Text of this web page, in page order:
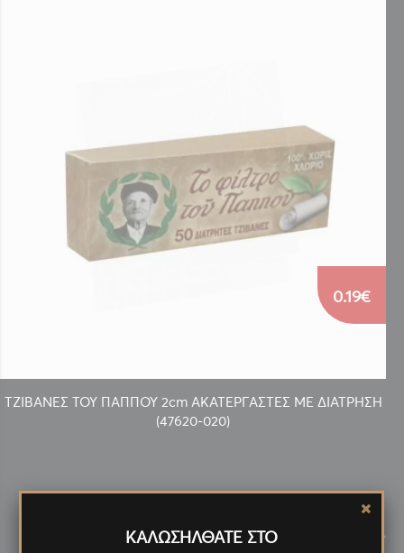
ΤΖΙΒΑΝΕΣ ΤΟΥ ΠΑΠΠΟΥ 2cm ΑΚΑΤΕΡΓΑΣΤΕΣ ΜΕ ΔΙΑΤΡΗΣΗ
(47620-020)
0.19€
ΝέαΠροϊόντα >
ΚΑΛΩΣΗΛΘΑΤΕ ΣΤΟ